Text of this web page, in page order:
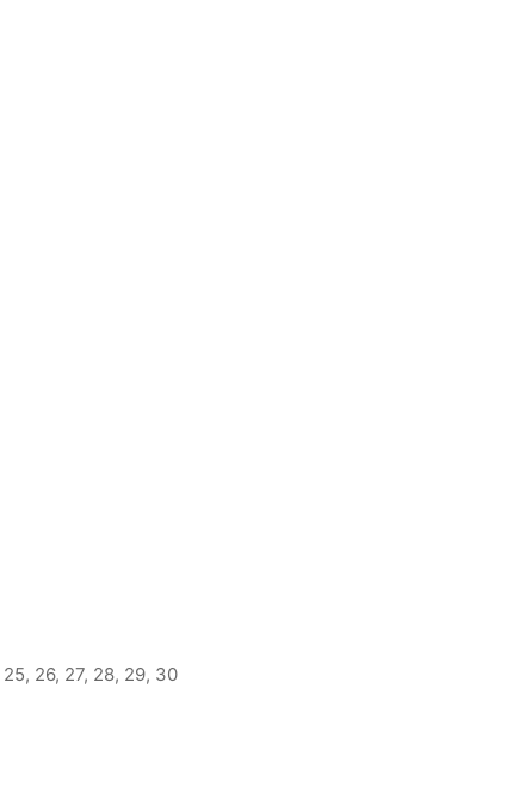
25, 26, 27, 28, 29, 30